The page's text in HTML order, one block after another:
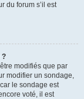
du forum s’il est
?
modifiés que par
modifier un sondage,
le sondage est
voté, il est